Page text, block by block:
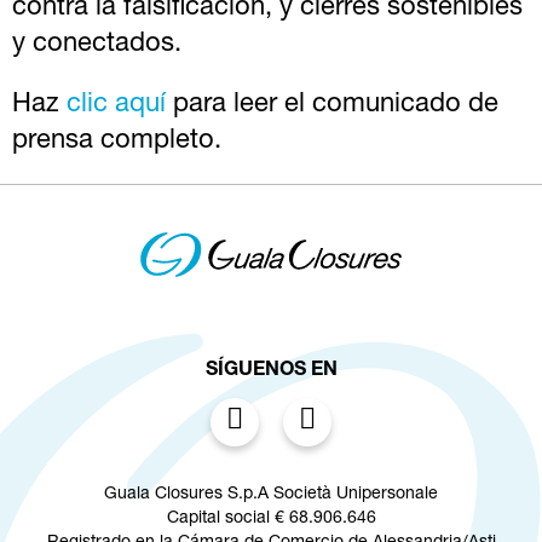
contra la falsificación, y cierres sostenibles
y conectados.
Haz clic aquí para leer el comunicado de
prensa completo.
SÍGUENOS EN
Guala Closures S.p.A Società Unipersonale
Capital social € 68.906.646